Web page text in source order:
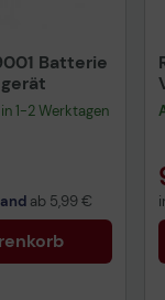
Batterie
1-2 Werktagen
ab 5,99 €